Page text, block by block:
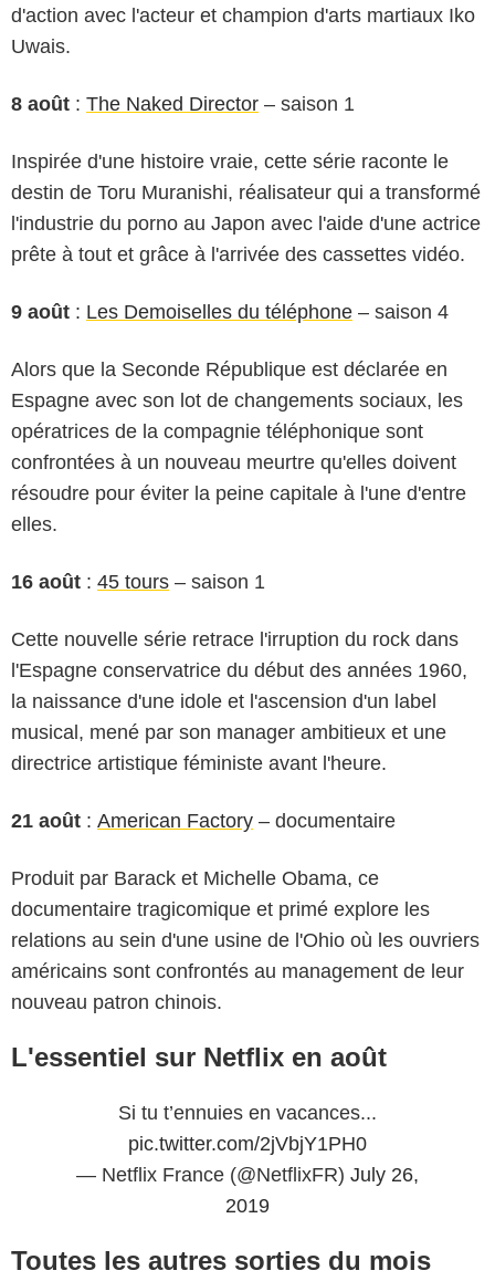
d'action avec l'acteur et champion d'arts martiaux Iko
Uwais.
8 août : The Naked Director – saison 1
Inspirée d'une histoire vraie, cette série raconte le
destin de Toru Muranishi, réalisateur qui a transformé
l'industrie du porno au Japon avec l'aide d'une actrice
prête à tout et grâce à l'arrivée des cassettes vidéo.
9 août : Les Demoiselles du téléphone – saison 4
Alors que la Seconde République est déclarée en
Espagne avec son lot de changements sociaux, les
opératrices de la compagnie téléphonique sont
confrontées à un nouveau meurtre qu'elles doivent
résoudre pour éviter la peine capitale à l'une d'entre
elles.
16 août : 45 tours – saison 1
Cette nouvelle série retrace l'irruption du rock dans
l'Espagne conservatrice du début des années 1960,
la naissance d'une idole et l'ascension d'un label
musical, mené par son manager ambitieux et une
directrice artistique féministe avant l'heure.
21 août : American Factory – documentaire
Produit par Barack et Michelle Obama, ce
documentaire tragicomique et primé explore les
relations au sein d'une usine de l'Ohio où les ouvriers
américains sont confrontés au management de leur
nouveau patron chinois.
L'essentiel sur Netflix en août
Si tu t’ennuies en vacances...
pic.twitter.com/2jVbjY1PH0
— Netflix France (@NetflixFR) July 26,
2019
Toutes les autres sorties du mois